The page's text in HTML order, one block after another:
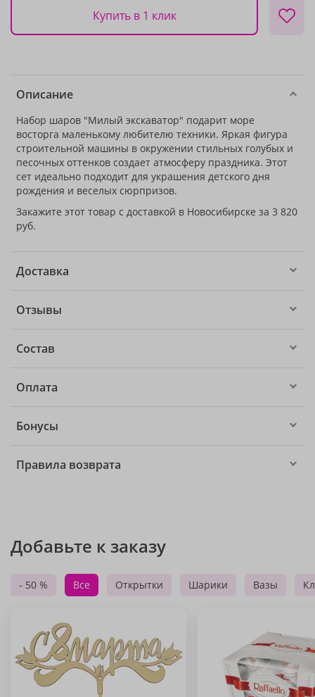
Купить в 1 клик
Описание
Набор шаров "Милый экскаватор" подарит море
восторга маленькому любителю техники. Яркая фигура
строительной машины в окружении стильных голубых и
песочных оттенков создает атмосферу праздника. Этот
сет идеально подходит для украшения детского дня
рождения и веселых сюрпризов.
Закажите этот товар с доставкой в Новосибирске за 3 820
руб.
Доставка
Отзывы
Состав
Оплата
Бонусы
Правила возврата
Добавьте к заказу
- 50 % Все Открытки Шарики Вазы